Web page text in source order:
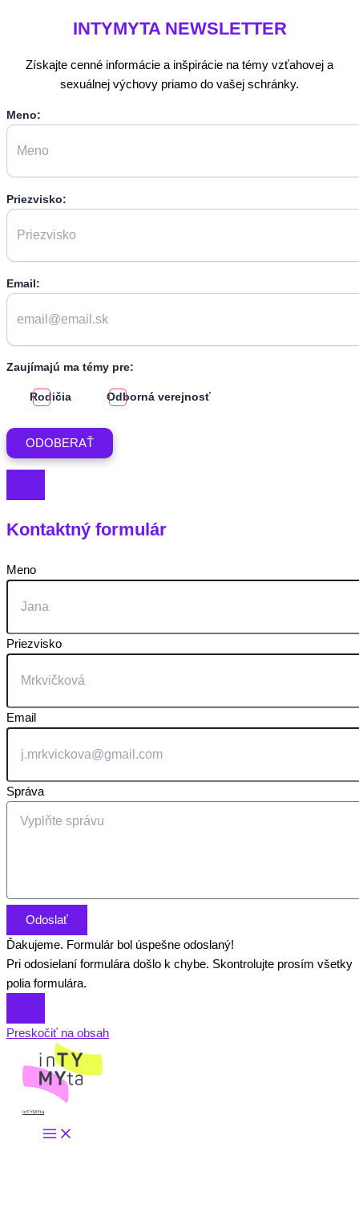
INTYMYTA NEWSLETTER
Získajte cenné informácie a inšpirácie na témy vzťahovej a
sexuálnej výchovy priamo do vašej schránky.
Meno:
Priezvisko:
Email:
Zaujímajú ma témy pre:
Rodičia Odborná verejnosť
Kontaktný formulár
Meno
Priezvisko
Email
Správa
Odoslať
Ďakujeme. Formulár bol úspešne odoslaný!
Pri odosielaní formulára došlo k chybe. Skontrolujte prosím všetky
polia formulára.
Preskočiť na obsah
InTYMYta